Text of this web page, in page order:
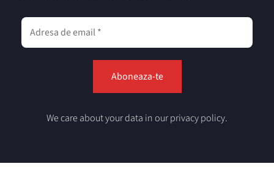
We care about your data in our privacy policy.